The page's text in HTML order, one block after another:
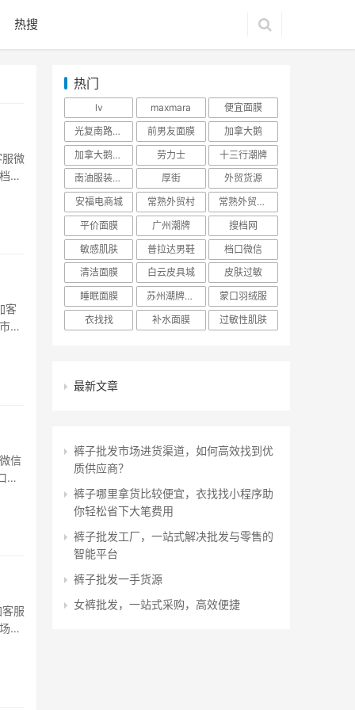
热搜
微
口
客
场
信
微
服
档
热门
lv maxmara
便宜面膜
光复南路潮牌
前男友面膜
加拿大鹅
加拿大鹅羽绒服
劳力士
十三行潮牌
南油服装批发市场
厚街
外贸货源
安福电商城
常熟外贸村
常熟外贸村货源
平价面膜
广州潮牌
搜档网
敏感肌肤
普拉达男鞋
档口微信
清洁面膜
白云皮具城
皮肤过敏
睡眠面膜
苏州潮牌货源
蒙口羽绒服
衣找找
补水面膜 过敏性肌肤
最新文章
裤子批发市场进货渠道，如何高效找到优
质供应商？
裤子哪里拿货比较便宜，衣找找小程序助
你轻松省下大笔费用
裤子批发工厂，一站式解决批发与零售的
智能平台
裤子批发一手货源
女裤批发，一站式采购，高效便捷